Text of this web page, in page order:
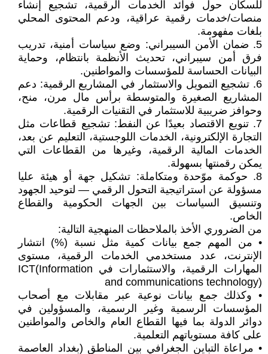
للسكان حول فوائد الخدمات الرقمية، تشجيع إنشاء
منصات/خدمات رقمية عراقية، ودعم المحتوى المحلي
بلغات مفهومة.
5. ضمان الأمن السيبراني: وضع سياسات أمنية، تدريب
فرق أمن سيبراني، تحديث الأنظمة بانتظام، وحماية
البيانات الحساسة للمؤسسات والمواطنين.
6. تشجيع التمويل والاستثمار في المشاريع الرقمية: دعم
المشاريع الصغيرة والمتوسطة برأس مال مرن، منح،
وحوافز ضريبية للاستثمار في التقنيات الرقمية.
7. تنويع الاقتصاد بعيدًا عن النفط: تشجيع قطاعات مثل
التجارة الإلكترونية، الخدمات اللوجستية، التعليم عن بعد،
الخدمات المالية الرقمية، وغيرها من القطاعات التي
يمكن رقمنتها بسهولة.
8. حوكمة موّحدة ومتكاملة: تشكيل جهة أو هيئة عليا
مسؤولة عن استراتيجية التحول الرقمي — لتوحيد الجهود
وتنسيق السياسات بين الجهات الحكومية والقطاع
الخاص.
من الضروري الأخذ بالملاحظات المنهجية التالية:
• من المهم جمع بيانات كمية مثل نسبة (%) انتشار
الإنترنت، عدد مستخدمي الخدمات الرقمية، مستوى
المهارات الرقمية، والاستثمارات في ICT(Information
and communications technology)
• وكذلك جمع بيانات نوعية عبر مقابلات مع أصحاب
المؤسسات الرسمية وغير الرسمية، والمسؤولين في
دوائر الدولة بما فيها القطاع العام والخاص والمواطنين
على كافة مستوياتهم التعلمية.
• مراعاة التباين الجغرافي بين المناطق (بغداد العاصمة